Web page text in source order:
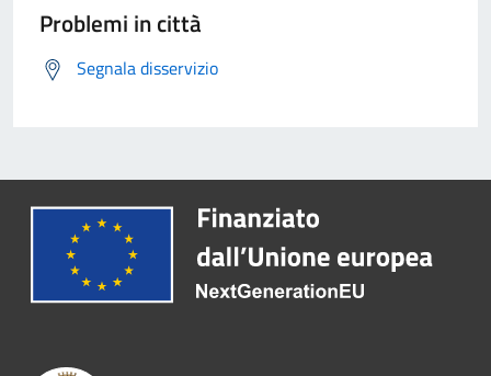
Problemi in città
Segnala disservizio